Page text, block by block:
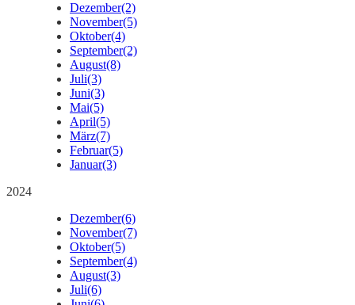
Dezember(2)
November(5)
Oktober(4)
September(2)
August(8)
Juli(3)
Juni(3)
Mai(5)
April(5)
März(7)
Februar(5)
Januar(3)
2024
Dezember(6)
November(7)
Oktober(5)
September(4)
August(3)
Juli(6)